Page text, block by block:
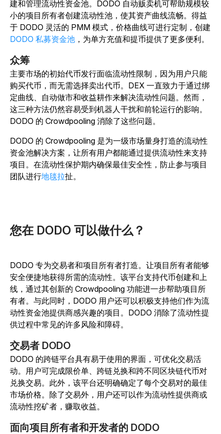
建和管理流动性资金池。DODO 自动贩卖机可帮助规模较
小的项目所有者创建流动性池，使其资产曲线流畅。 得益
于 DODO 灵活的 PMM 模式，价格曲线可进行定制，创建
DODO 私募资金池 ，为单方充值和提币提供了更多便利。
众筹
主要市场的初始代币发行面临流动性限制，因为用户只能
购买代币，而无需选择卖出代币。DEX 一直致力于通过绑
定曲线、自动做市和收益耕作来解决流动性问题。然而，
这三种方法仍然容易受到机器人干扰和前轮运行的影响。
DODO 的 Crowdpooling 消除了这些问题。
DODO 的 Crowdpooling 是为一级市场量身打造的流动性
资金池解决方案，让所有用户都能通过提供流动性来支持
项目。在流动性保护期内确保最佳安全性，防止参与项目
团队进行地毯拉扯。
您在 DODO 可以做什么？
DODO 专为交易者和项目所有者打造。让项目所有者能够
安全便捷地获得所需的流动性。该平台支持代币创建和上
线，通过其创新的 Crowdpooling 功能进一步帮助项目所
有者。与此同时，DODO 用户还可以积极支持他们作为流
动性资金池提供商感兴趣的项目。DODO 消除了流动性提
供过程中常见的许多风险和障碍。
交易者 DODO
DODO 的跨链平台具有易于使用的界面，可优化交易活
动。用户可完成限价单、跨链兑换和跨不同区块链代币对
兑换交易。此外，该平台还明确确定了每个交易对的最佳
市场价格。除了交易外，用户还可以作为流动性提供商或
流动性挖矿者，赚取收益。
面向项目所有者和开发者的 DODO